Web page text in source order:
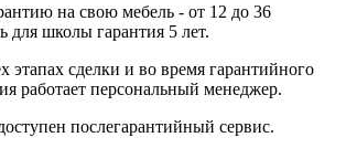
на свою мебель - от 12 до 36
для школы гарантия 5 лет.
этапах сделки и во время гарантийного
работает персональный менеджер.
послегарантийный сервис.